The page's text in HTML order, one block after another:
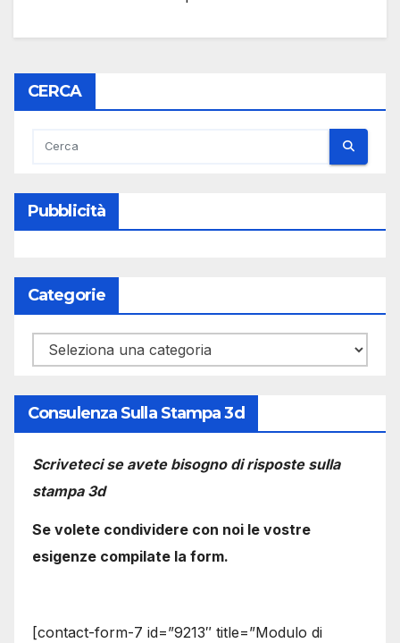
CERCA
Pubblicità
Categorie
Categorie
Consulenza Sulla Stampa 3d
Scriveteci se avete bisogno di risposte sulla
stampa 3d
Se volete condividere con noi le vostre
esigenze compilate la form.
[contact-form-7 id=”9213″ title=”Modulo di